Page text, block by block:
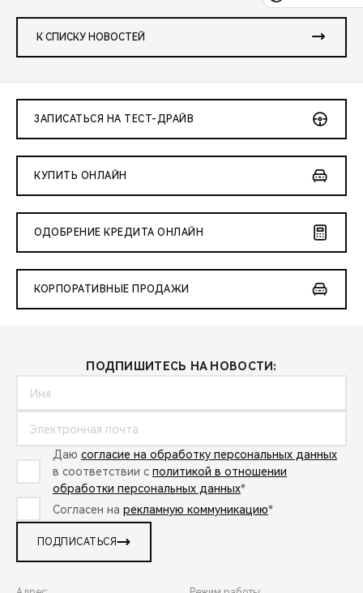
К СПИСКУ НОВОСТЕЙ
ЗАПИСАТЬСЯ НА ТЕСТ-ДРАЙВ
КУПИТЬ ОНЛАЙН
ОДОБРЕНИЕ КРЕДИТА ОНЛАЙН
КОРПОРАТИВНЫЕ ПРОДАЖИ
ПОДПИШИТЕСЬ НА НОВОСТИ:
Даю согласие на обработку персональных данных
в соответствии с политикой в отношении
обработки персональных данных*
Согласен на рекламную коммуникацию*
ПОДПИСАТЬСЯ